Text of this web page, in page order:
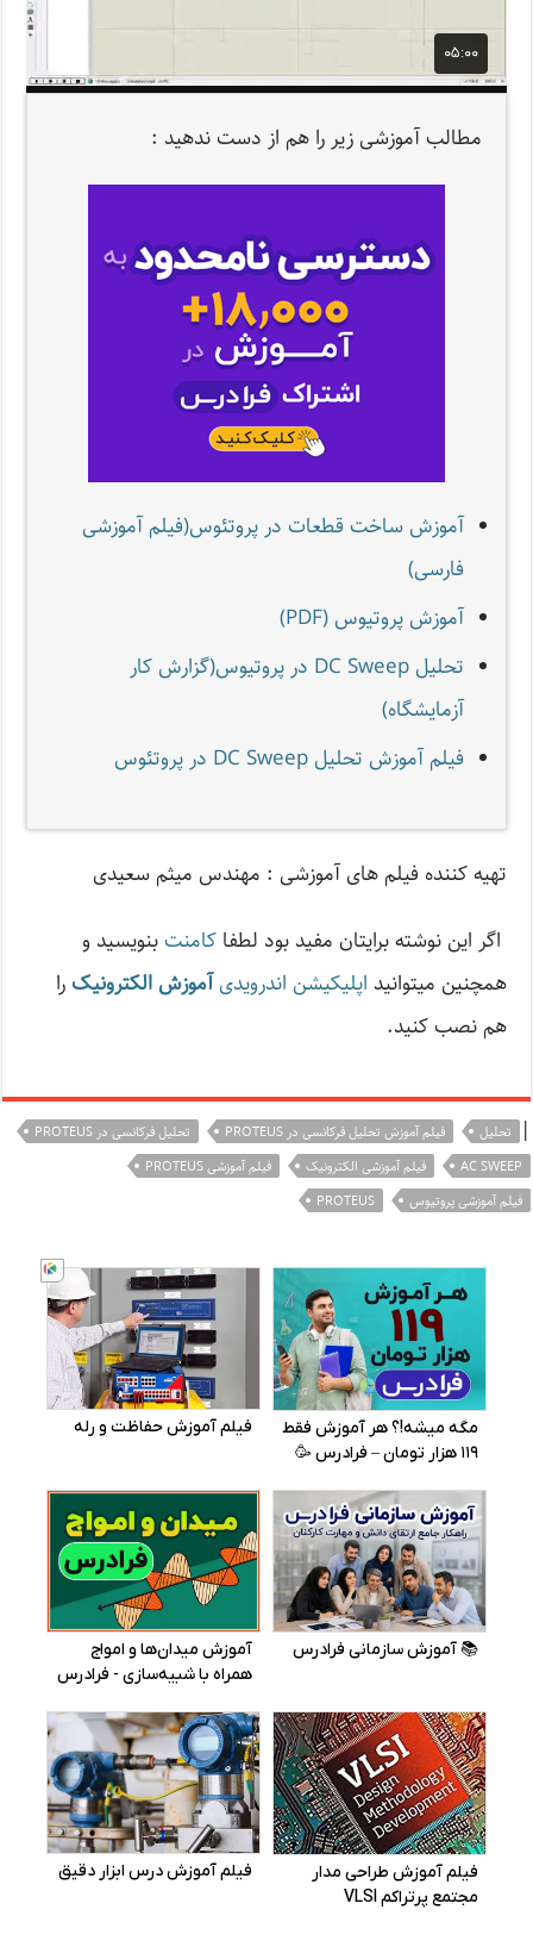
مطالب آموزشی زیر را هم از دست ندهید :
آموزش ساخت قطعات در پروتئوس(فیلم آموزشی
فارسی)
آموزش پروتیوس (PDF)
تحلیل DC Sweep در پروتیوس(گزارش کار
آزمایشگاه)
فیلم آموزش تحلیل DC Sweep در پروتئوس
تهیه کننده فیلم های آموزشی : مهندس میثم سعیدی
اگر این نوشته‌ برایتان مفید بود لطفاکامنت بنویسید و
همچنین میتوانید اپلیکیشن اندرویدیآموزش الکترونیک را
هم نصب کنید.
| تحلیل فیلم آموزش تحلیل فرکانسی در PROTEUS
تحلیل فرکانسی در PROTEUS
AC SWEEP
فیلم آموزشی الکترونیک
فیلم آموزشی PROTEUS
فیلم آموزشی پروتیوس
PROTEUS